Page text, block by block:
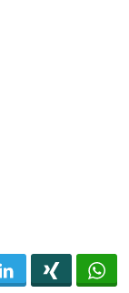
LinkedIn